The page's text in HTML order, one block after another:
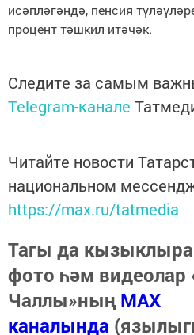
исәпләгәндә, пенсия
процент тәшкил итәчәк.
Следите за самым
Telegram-канале
Читайте новости
национальном
https://max.ru/tatmedia
Тагы да
фото һәм видеолар
Чаллы»ныңMAX
каналында